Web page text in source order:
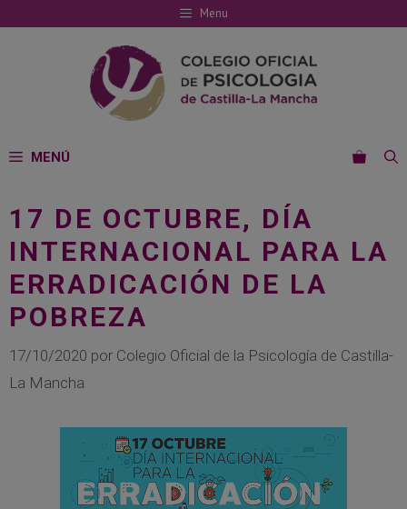
al
Menu
MENÚ
17 DE OCTUBRE, DÍA
INTERNACIONAL PARA LA
ERRADICACIÓN DE LA
POBREZA
17/10/2020 por Colegio Oficial de la Psicología de Castilla-
La Mancha